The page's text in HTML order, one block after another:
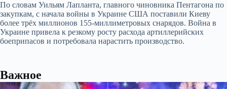
По словам Уильям Лапланта, главного чиновника Пентагона по
закупкам, с начала войны в Украине США поставили Киеву
более трёх миллионов 155-миллиметровых снарядов. Война в
Украине привела к резкому росту расхода артиллерийских
боеприпасов и потребовала нарастить производство.
Важное